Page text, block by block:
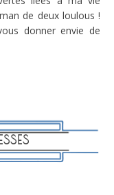
de deux loulous !
donner envie de